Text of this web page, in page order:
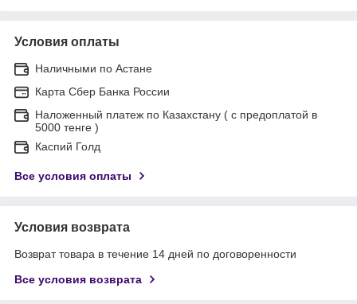
Условия оплаты
Наличными по Астане
Карта Сбер Банка России
Наложенный платеж по Казахстану ( с предоплатой в
5000 тенге )
Каспий Голд
Все условия оплаты
Условия возврата
Возврат товара в течение 14 дней по договоренности
Все условия возврата